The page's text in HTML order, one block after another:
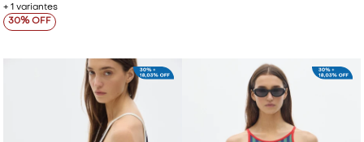
+ 1 variantes
30